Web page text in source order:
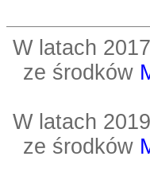
W latach
ze środków
W latach
ze środków